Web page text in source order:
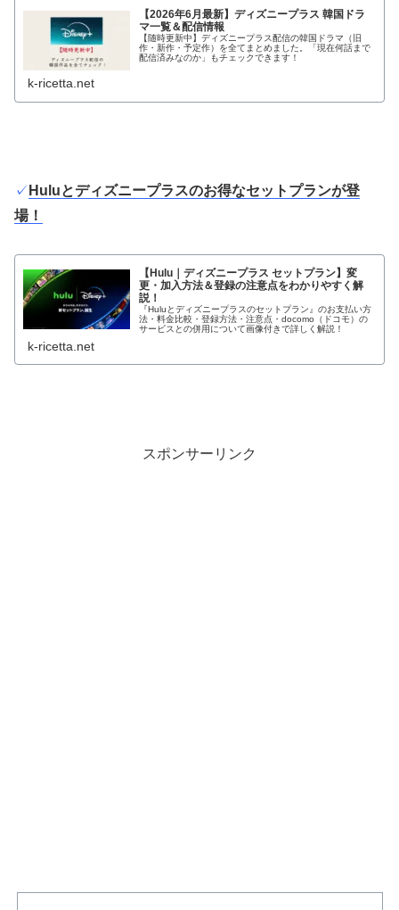
【2026年6月最新】ディズニープラス 韓国ドラ
マ一覧＆配信情報
【随時更新中】ディズニープラス配信の韓国ドラマ（旧
作・新作・予定作）を全てまとめました。「現在何話まで
配信済みなのか」もチェックできます！
k-ricetta.net
✓ Huluとディズニープラスのお得なセットプランが登
場！
【Hulu｜ディズニープラス セットプラン】変
更・加入方法＆登録の注意点をわかりやすく解
説！
『Huluとディズニープラスのセットプラン』のお支払い方
法・料金比較・登録方法・注意点・docomo（ドコモ）の
サービスとの併用について画像付きで詳しく解説！
k-ricetta.net
スポンサーリンク